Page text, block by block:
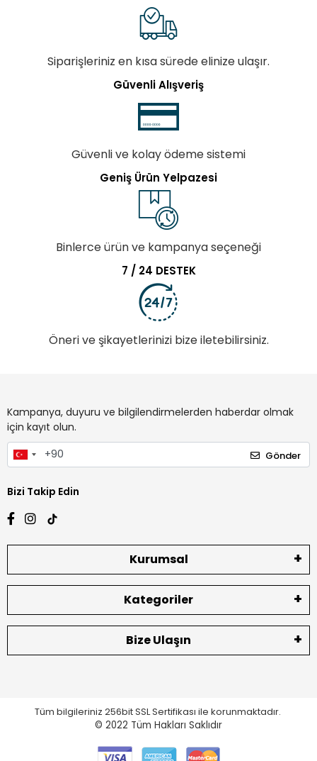
Siparişleriniz en kısa sürede elinize ulaşır.
Güvenli Alışveriş
Güvenli ve kolay ödeme sistemi
Geniş Ürün Yelpazesi
Binlerce ürün ve kampanya seçeneği
7 / 24 DESTEK
Öneri ve şikayetlerinizi bize iletebilirsiniz.
Kampanya, duyuru ve bilgilendirmelerden haberdar olmak
için kayıt olun.
Gönder
Bizi Takip Edin
Kurumsal
Kategoriler
Bize Ulaşın
Tüm bilgileriniz 256bit SSL Sertifikası ile korunmaktadır.
© 2022 Tüm Hakları Saklıdır